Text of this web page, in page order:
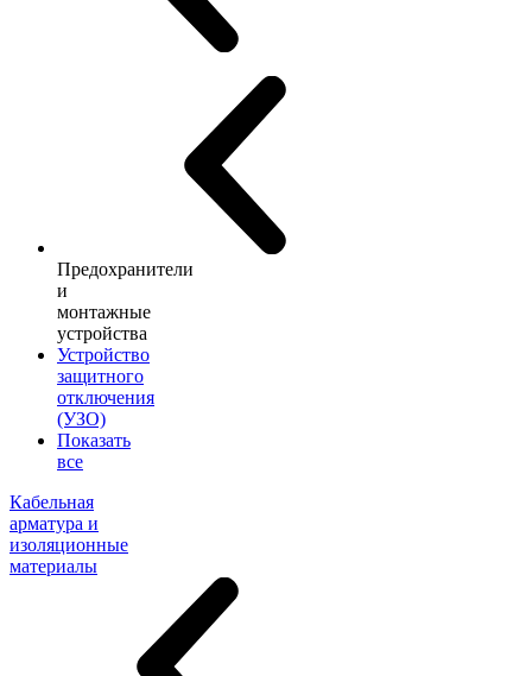
Предохранители
и
монтажные
устройства
Устройство
защитного
отключения
(УЗО)
Показать
все
Кабельная
арматура и
изоляционные
материалы